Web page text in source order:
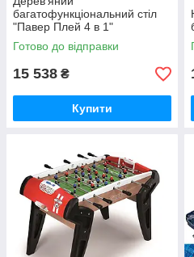
багатофункціональний стіл
"Павер Плей 4 в 1"
(7600640002)
Готово до відправки
15 538 ₴
Купити